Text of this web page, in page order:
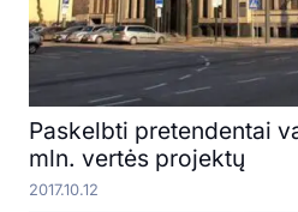
Paskelbti pretendentai
mln. vertės projektų
2017.10.12